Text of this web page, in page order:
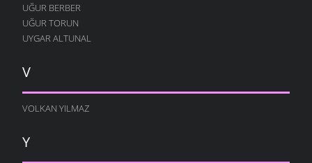
MIŞLI MUŞLU HAYATIM
4 HAZIRAN 2007
UĞUR BERBER
UĞUR TORUN
UYGAR ALTUNAL
V
VOLKAN YILMAZ
Y